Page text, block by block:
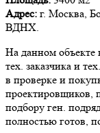
Адрес: г. Москва,
ВДНХ.
На данном
тех. заказчика и
в проверке и
проектировщиков,
подбору ген.
полностью готов,